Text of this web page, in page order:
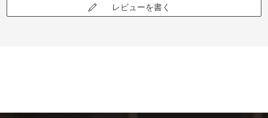
レビューを書く